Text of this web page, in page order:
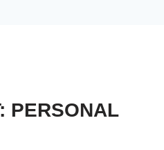
PERSONAL